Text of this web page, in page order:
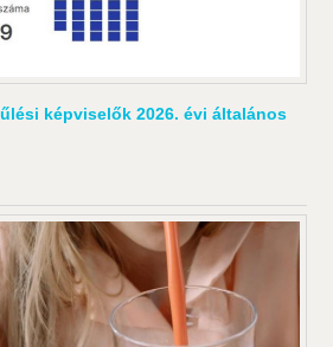
képviselők 2026. évi általános